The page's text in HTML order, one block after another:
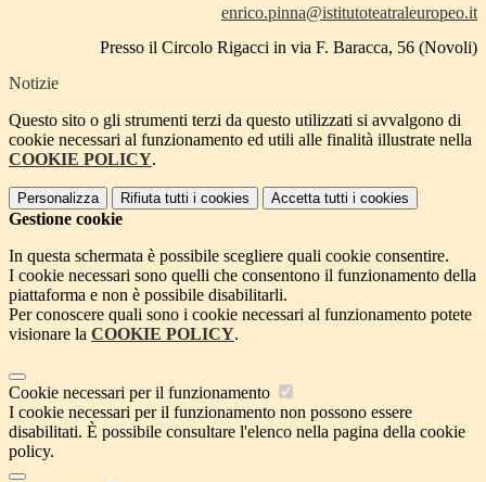
enrico.pinna@istitutoteatraleuropeo.it
Presso il Circolo Rigacci in via F. Baracca, 56 (Novoli)
Notizie
Questo sito o gli strumenti terzi da questo utilizzati si avvalgono di
cookie necessari al funzionamento ed utili alle finalità illustrate nella
COOKIE POLICY.
Personalizza Rifiuta tutti i cookies Accetta tutti i cookies
Gestione cookie
In questa schermata è possibile scegliere quali cookie consentire.
I cookie necessari sono quelli che consentono il funzionamento della
piattaforma e non è possibile disabilitarli.
Per conoscere quali sono i cookie necessari al funzionamento potete
visionare la COOKIE POLICY.
Cookie necessari per il funzionamento
I cookie necessari per il funzionamento non possono essere
disabilitati. È possibile consultare l'elenco nella pagina della cookie
policy.